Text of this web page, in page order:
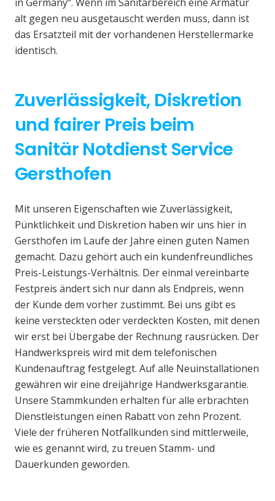
alt gegen neu ausgetauscht werden muss, dann ist
das Ersatzteil mit der vorhandenen Herstellermarke
identisch.
Zuverlässigkeit, Diskretion
und fairer Preis beim
Sanitär Notdienst Service
Gersthofen
Mit unseren Eigenschaften wie Zuverlässigkeit,
Pünktlichkeit und Diskretion haben wir uns hier in
Gersthofen im Laufe der Jahre einen guten Namen
gemacht. Dazu gehört auch ein kundenfreundliches
Preis-Leistungs-Verhältnis. Der einmal vereinbarte
Festpreis ändert sich nur dann als Endpreis, wenn
der Kunde dem vorher zustimmt. Bei uns gibt es
keine versteckten oder verdeckten Kosten, mit denen
wir erst bei Übergabe der Rechnung rausrücken. Der
Handwerkspreis wird mit dem telefonischen
Kundenauftrag festgelegt. Auf alle Neuinstallationen
gewähren wir eine dreijährige Handwerksgarantie.
Unsere Stammkunden erhalten für alle erbrachten
Dienstleistungen einen Rabatt von zehn Prozent.
Viele der früheren Notfallkunden sind mittlerweile,
wie es genannt wird, zu treuen Stamm- und
Dauerkunden geworden.